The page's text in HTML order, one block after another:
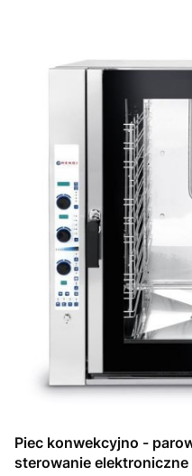
Piec konwekcyjno -
sterowanie elektroniczne